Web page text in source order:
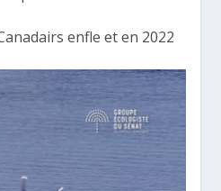
enfle et en 2022